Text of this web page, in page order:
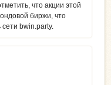
что акции этой
биржи, что
bwin.party.